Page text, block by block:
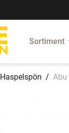
Sortiment
Haspelspön Abu